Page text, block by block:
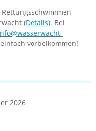
(Details). Bei
vorbeikommen!
2026